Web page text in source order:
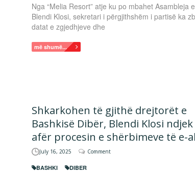
Nga “Melia Resort” atje ku po mbahet Asambleja
Blendi Klosi, sekretari i përgjithshëm i partisë ka
datat e zgjedhjeve dhe
më shumë...
Shkarkohen të gjithë drejtorët e
Bashkisë Dibër, Blendi Klosi
afër procesin e shërbimeve të e-
July 16, 2025 Comment
BASHKI DIBER